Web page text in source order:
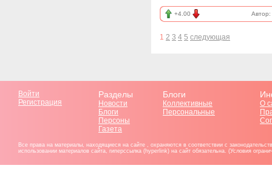
+4.00 Автор:
1 2 3 4 5 следующая
Войти
Регистрация
Разделы
Новости
Блоги
Персоны
Газета
Блоги
Коллективные
Персональные
О
Все права на материалы, находящиеся на сайте , охраняются в соответствии с
использовании материалов сайта, гиперссылка (hyperlink) на сайт обязательна. (Условия